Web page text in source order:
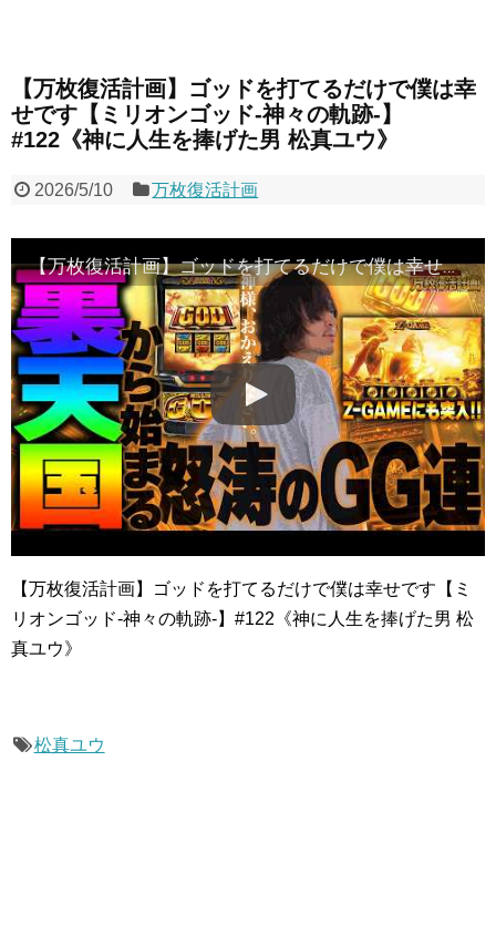
【万枚復活計画】ゴッドを打てるだけで僕は幸
せです【ミリオンゴッド-神々の軌跡-】
#122《神に人生を捧げた男 松真ユウ》
2026/5/10 万枚復活計画
【万枚復活計画】ゴッドを打てるだけで僕は幸せです【ミリオンゴッド-神々の軌跡-】#122《神に人生を捧げた男 松真ユウ》[必勝本WEB-TV][パチンコ][パチスロ][スロット]
【万枚復活計画】ゴッドを打てるだけで僕は幸せです【ミ
リオンゴッド-神々の軌跡-】#122《神に人生を捧げた男 松
真ユウ》
松真ユウ